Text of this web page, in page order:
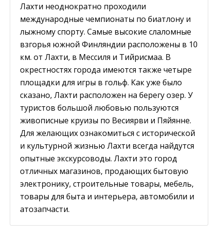
Лахти неоднократно проходили
международные чемпионаты по биатлону и
лыжному спорту. Самые высокие слаломные
взгорья южной Финляндии расположены в 10
км. от Лахти, в Мессиля и Тийрисмаа. В
окрестностях города имеются также четыре
площадки для игры в гольф. Как уже было
сказано, Лахти расположен на берегу озер. У
туристов большой любовью пользуются
живописные круизы по Весиярви и Пяйянне.
Для желающих ознакомиться с исторической
и культурной жизнью Лахти всегда найдутся
опытные экскурсоводы. Лахти это город
отличных магазинов, продающих бытовую
электронику, строительные товары, мебель,
товары для быта и интерьера, автомобили и
атозапчасти.